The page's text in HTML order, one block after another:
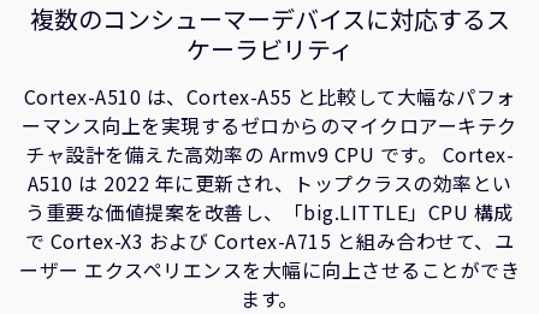
グローバル本社
110 Fulbourn Road
CB1 9NJ
Tel: + 44(1223) 400 400 [main reception]
Fax: + 44(1223) 400 410
全てのオフィスを見る
複数のコンシューマーデバイスに対応するス
ケーラビリティ
Cortex-A510 は、Cortex-A55 と比較して大幅なパフォ
ーマンス向上を実現するゼロからのマイクロアーキテク
チャ設計を備えた高効率の Armv9 CPU です。 Cortex-
A510 は 2022 年に更新され、トップクラスの効率とい
う重要な価値提案を改善し、「big.LITTLE」CPU 構成
で Cortex-X3 および Cortex-A715 と組み合わせて、ユ
ーザー エクスペリエンスを大幅に向上させることができ
ます。